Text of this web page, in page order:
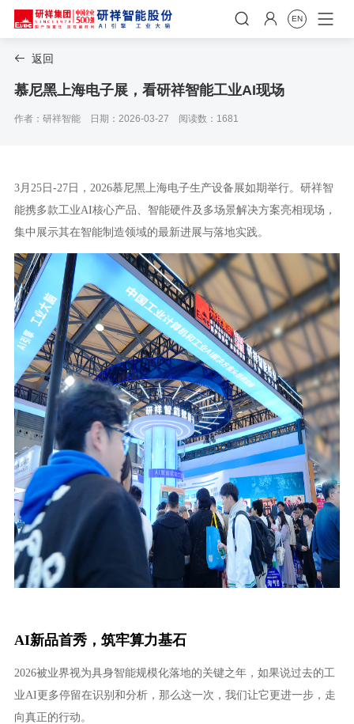
  EN
 返回
慕尼黑上海电子展，看研祥智能工业AI现场
作者：研祥智能 日期：2026-03-27 阅读数：1681
3月25日-27日，2026慕尼黑上海电子生产设备展如期举行。研祥智
能携多款工业AI核心产品、智能硬件及多场景解决方案亮相现场，
集中展示其在智能制造领域的最新进展与落地实践。
AI新品首秀，筑牢算力基石
2026被业界视为具身智能规模化落地的关键之年，如果说过去的工
业AI更多停留在识别和分析，那么这一次，我们让它更进一步，走
向真正的行动。